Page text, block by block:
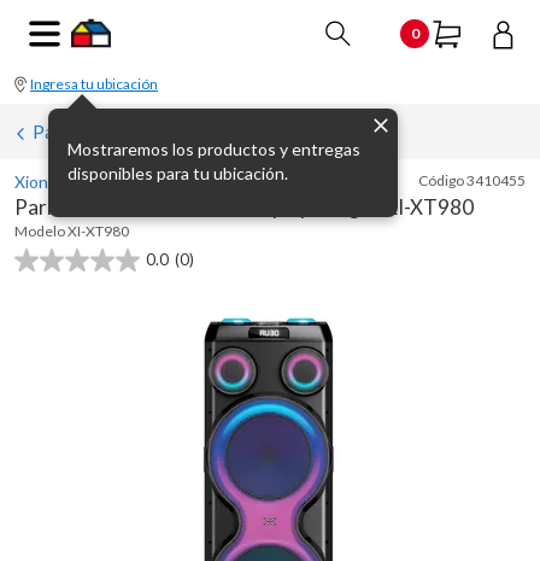
0
Ingresa tu ubicación
Mostraremos los productos y entregas
disponibles para tu ubicación.
Parlantes
Xion Código3410455
Parlante bluetooth 28000 w pmpo negro XI-XT980
ModeloXI-XT980
0.0 (0)
0.0